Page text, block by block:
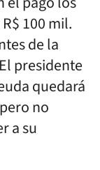
100 mil.
de la
presidente
quedará
no
a su